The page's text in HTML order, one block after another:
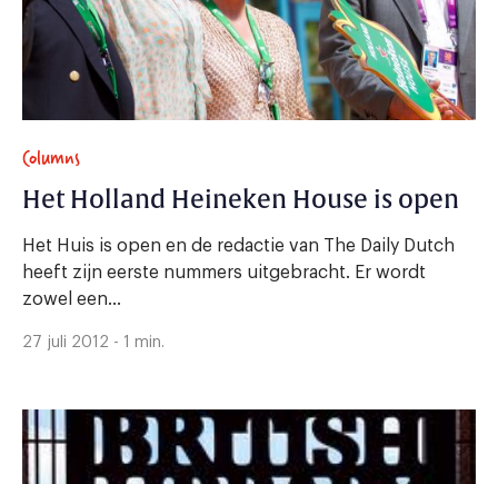
Columns
Het Holland Heineken House is open
Het Huis is open en de redactie van The Daily Dutch
heeft zijn eerste nummers uitgebracht. Er wordt
zowel een...
27 juli 2012 - 1 min.